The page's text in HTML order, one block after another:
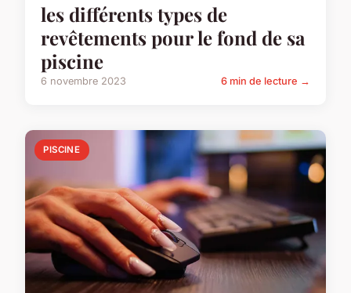
les différents types de
revêtements pour le fond de sa
piscine
6 novembre 2023 6 min de lecture →
PISCINE